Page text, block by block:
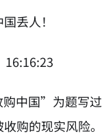
丢人！
中国”为题写
购的现实风险